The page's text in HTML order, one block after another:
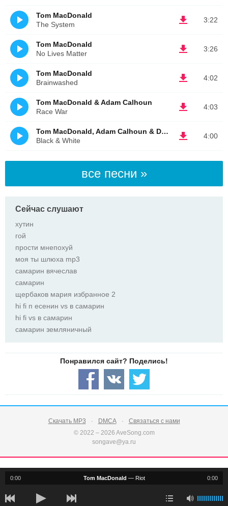
3:22
Tom MacDonald
The System
3:26
Tom MacDonald
No Lives Matter
4:02
Tom MacDonald
Brainwashed
4:03
Tom MacDonald & Adam Calhoun
Race War
4:00
Tom MacDonald, Adam Calhoun & Dax
Black & White
все песни »
Сейчас слушают
хутин
гой
прости мнепохуй
моя ты шлюха mp3
самарин вячеслав
самарин
щербаков мария избранное 2
hi fi п есенин vs в самарин
hi fi vs в самарин
самарин земляничный
Скачать MP3 DMCA
Связаться с нами
© 2022 – 2026 AveSong.com
songave@ya.ru
0:00 0:00
Tom MacDonald — Riot